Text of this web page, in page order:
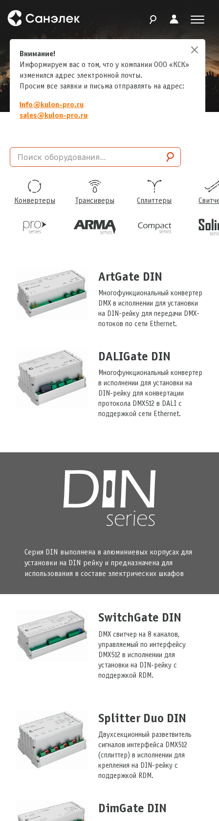
Внимание!
Информируем вас о том, что у компании ООО «КСК»
изменился адрес электронной почты.
Просим все заявки и письма отправлять на адрес:
info@kulon-pro.ru
sales@kulon-pro.ru
DIN серия
Конвертеры Трансиверы Сплиттеры
ArtGate DIN
Многофункциональный конвертер
DMX в исполнении для установки
на DIN-рейку для передачи DMX-
потоков по сети Ethernet.
DALIGate DIN
Многофункциональный конвертер
в исполнении для установки на
DIN-рейку для конвертации
протокола DMX512 в DALI с
поддержкой сети Ethernet.
Серия DIN выполнена в алюминиевых корпусах для
установки на DIN рейку и предназначена для
использования в составе электрических шкафов
SwitchGate DIN
DMX свитчер на 8 каналов,
управляемый по интерфейсу
DMX512 в исполнении для
установки на DIN-рейку с
поддержкой RDM.
Splitter Duo DIN
Двухсекционный разветвитель
сигналов интерфейса DMX512
(сплиттер) в исполнении для
крепления на DIN-рейку с
поддержкой RDM.
DimGate DIN